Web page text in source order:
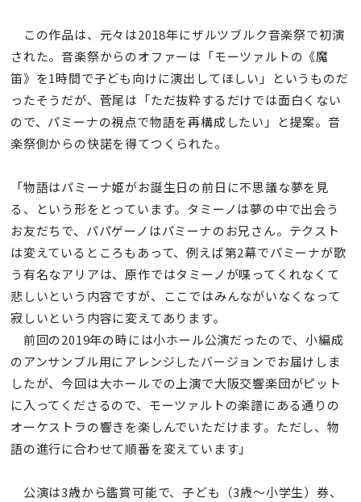
この作品は、元々は2018年にザルツブルク音楽祭で初演
された。音楽祭からのオファーは「モーツァルトの《魔
笛》を1時間で子ども向けに演出してほしい」というものだ
ったそうだが、菅尾は「ただ抜粋するだけでは面白くない
ので、パミーナの視点で物語を再構成したい」と提案。音
楽祭側からの快諾を得てつくられた。
「物語はパミーナ姫がお誕生日の前日に不思議な夢を見
る、という形をとっています。タミーノは夢の中で出会う
お友だちで、パパゲーノはパミーナのお兄さん。テクスト
は変えているところもあって、例えば第2幕でパミーナが歌
う有名なアリアは、原作ではタミーノが喋ってくれなくて
悲しいという内容ですが、ここではみんながいなくなって
寂しいという内容に変えてあります。
前回の2019年の時には小ホール公演だったので、小編成
のアンサンブル用にアレンジしたバージョンでお届けしま
したが、今回は大ホールでの上演で大阪交響楽団がピット
に入ってくださるので、モーツァルトの楽譜にある通りの
オーケストラの響きを楽しんでいただけます。ただし、物
語の進行に合わせて順番を変えています」
公演は3歳から鑑賞可能で、子ども（3歳〜小学生）券、